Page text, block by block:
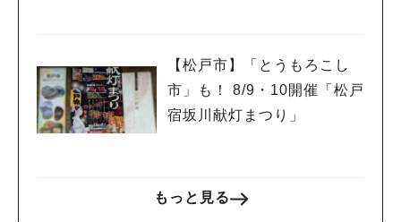
【松戸市】「とうもろこし
市」も！ 8/9・10開催「松戸
宿坂川献灯まつり」
もっと見る
人気のキーワード